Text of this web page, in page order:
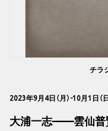
チラ
2023年9月4日（月）-10月1日（日
大浦一志——雲仙普